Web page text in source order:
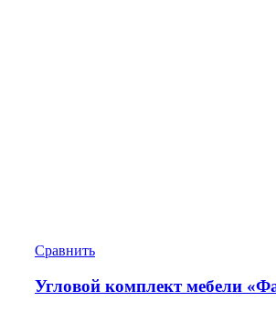
Сравнить
Угловой комплект мебели